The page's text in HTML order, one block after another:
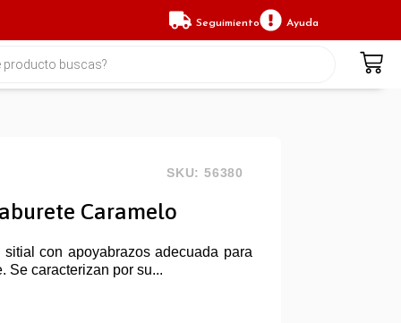
Seguimiento Ayuda
SKU: 56380
Caramelo
con apoyabrazos adecuada para
Se caracterizan por su...